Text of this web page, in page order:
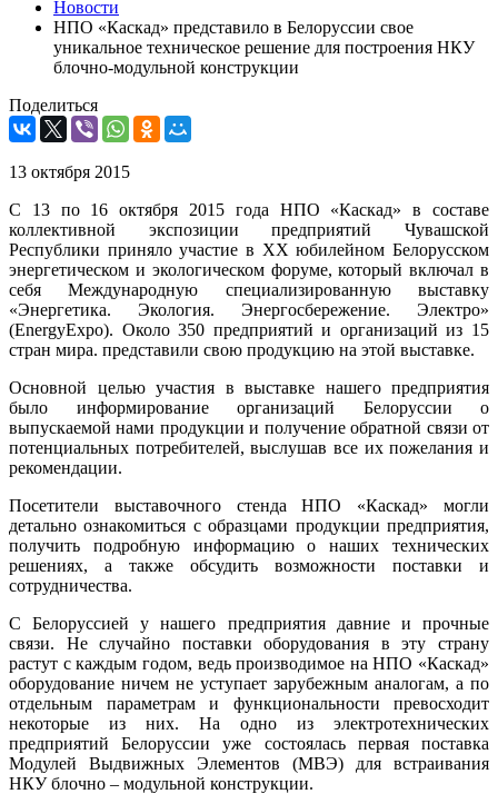
Новости
НПО «Каскад» представило в Белоруссии свое
уникальное техническое решение для построения НКУ
блочно-модульной конструкции
Поделиться
13 октября 2015
C 13 по 16 октября 2015 года НПО «Каскад» в составе
коллективной экспозиции предприятий Чувашской
Республики приняло участие в XX юбилейном Белорусском
энергетическом и экологическом форуме, который включал в
себя Международную специализированную выставку
«Энергетика. Экология. Энергосбережение. Электро»
(EnergyExpo). Около 350 предприятий и организаций из 15
стран мира. представили свою продукцию на этой выставке.
Основной целью участия в выставке нашего предприятия
было информирование организаций Белоруссии о
выпускаемой нами продукции и получение обратной связи от
потенциальных потребителей, выслушав все их пожелания и
рекомендации.
Посетители выставочного стенда НПО «Каскад» могли
детально ознакомиться с образцами продукции предприятия,
получить подробную информацию о наших технических
решениях, а также обсудить возможности поставки и
сотрудничества.
С Белоруссией у нашего предприятия давние и прочные
связи. Не случайно поставки оборудования в эту страну
растут с каждым годом, ведь производимое на НПО «Каскад»
оборудование ничем не уступает зарубежным аналогам, а по
отдельным параметрам и функциональности превосходит
некоторые из них. На одно из электротехнических
предприятий Белоруссии уже состоялась первая поставка
Модулей Выдвижных Элементов (МВЭ) для встраивания
НКУ блочно – модульной конструкции.